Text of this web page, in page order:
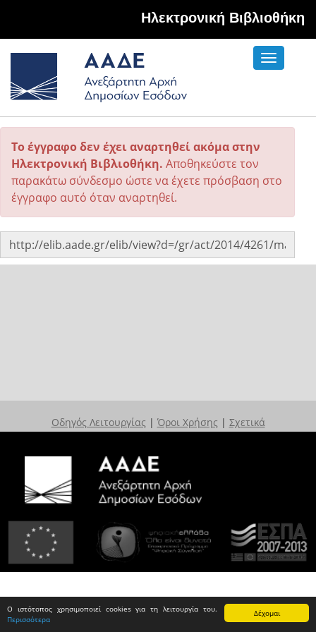
Δέχομαι
Ο ιστότοπος χρησιμοποιεί cookies για τη λειτουργία του.
Περισσότερα
Hλεκτρονική Βιβλιοθήκη
Toggle
Το έγγραφο δεν έχει αναρτηθεί ακόμα στην
Ηλεκτρονική Βιβλιοθήκη. Αποθηκεύστε τον
παρακάτω σύνδεσμο ώστε να έχετε πρόσβαση στο
έγγραφο αυτό όταν αναρτηθεί.
Οδηγός Λειτουργίας | Όροι Χρήσης | Σχετικά